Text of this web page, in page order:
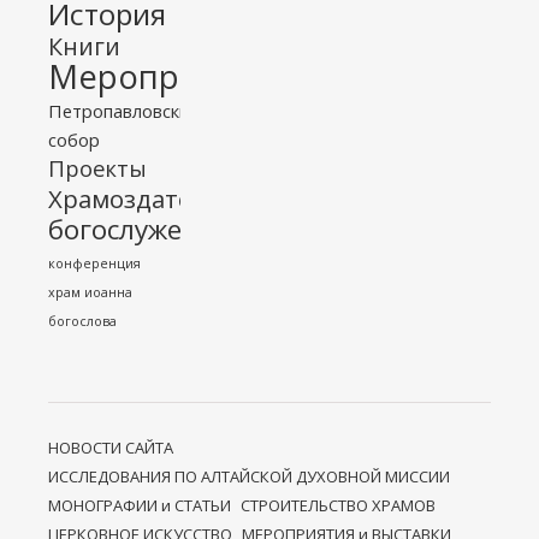
История
Книги
Мероприятия
Петропавловский
собор
Проекты
Храмоздательство
богослужение
конференция
храм иоанна
богослова
НОВОСТИ САЙТА
ИССЛЕДОВАНИЯ ПО АЛТАЙСКОЙ ДУХОВНОЙ МИССИИ
МОНОГРАФИИ и СТАТЬИ СТРОИТЕЛЬСТВО ХРАМОВ
ЦЕРКОВНОЕ ИСКУССТВО МЕРОПРИЯТИЯ и ВЫСТАВКИ